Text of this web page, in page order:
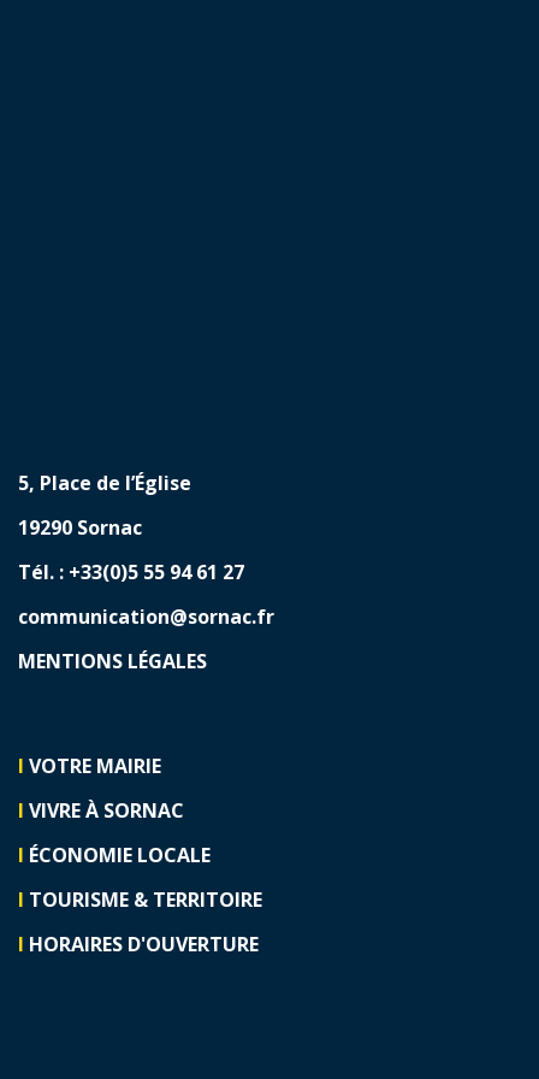
5, Place de l’Église
19290 Sornac
Tél. : +33(0)5 55 94 61 27
communication@sornac.fr
MENTIONS LÉGALES
I VOTRE MAIRIE
I VIVRE À SORNAC
I ÉCONOMIE LOCALE
I TOURISME & TERRITOIRE
I HORAIRES D'OUVERTURE